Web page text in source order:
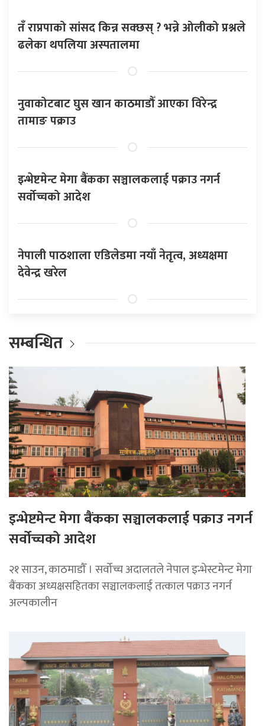
तँ राप्रपाको सांसद किन्न सक्छस् ? भन्ने ओलीको प्रश्नले
ढलेका थपलिया अस्पतालमा
नुवाकोटबाट घुस खान काठमाडौँ आएका विरेन्द्र
तामाङ पक्राउ
इन्भेष्टमेन्ट मेगा बैंकका सञ्चालकलाई पक्राउ नगर्न
सर्वोच्चको आदेश
नेपाली पाठशाला एडिलेडमा नयाँ नेतृत्व, अध्यक्षमा
देवेन्द्र खरेल
सम्बन्धित
इन्भेष्टमेन्ट मेगा बैंकका सञ्चालकलाई पक्राउ नगर्न
सर्वोच्चको आदेश
२१ साउन, काठमाडाैँ । सर्वोच्च अदालतले नेपाल इन्भेस्टमेन्ट मेगा
बैंकका अध्यक्षसहितका सञ्चालकलाई तत्काल पक्राउ नगर्न
अल्पकालीन